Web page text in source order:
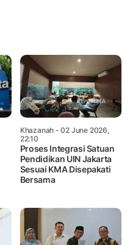
Khazanah - 02 June 2026,
22:10
Proses Integrasi Satuan
Pendidikan UIN Jakarta
Sesuai KMA Disepakati
Bersama